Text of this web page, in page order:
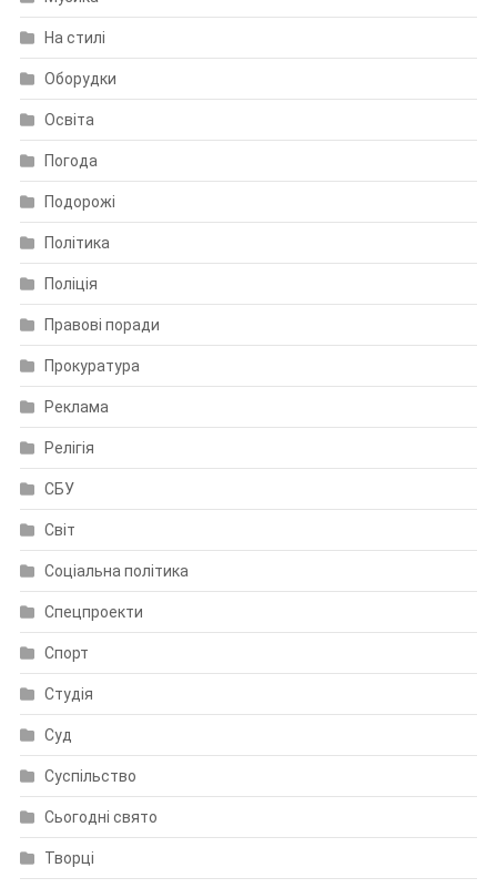
На стилі
Оборудки
Освіта
Погода
Подорожі
Політика
Поліція
Правові поради
Прокуратура
Реклама
Релігія
СБУ
Світ
Соціальна політика
Спецпроекти
Спорт
Студія
Суд
Суспільство
Сьогодні свято
Творці